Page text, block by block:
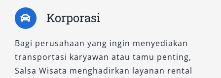
Korporasi
Bagi perusahaan yang ingin menyediakan
transportasi karyawan atau tamu penting,
Salsa Wisata menghadirkan layanan rental